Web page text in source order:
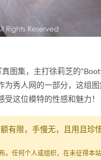
图集，主打徐莉芝的
秀人网的一部分，这组
这位模特的性感和魅力！
有限，手慢无，且用且珍
。任何个人或组织，在未征得本